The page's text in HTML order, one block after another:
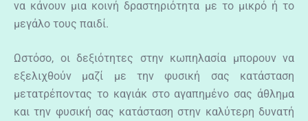
να κάνουν μια κοινή δραστηριότητα με το μικρό ή το
μεγάλο τους παιδί.
Ωστόσο, οι δεξιότητες στην κωπηλασία μπορουν να
εξελιχθούν μαζί με την φυσική σας κατάσταση
μετατρέποντας το καγιάκ στο αγαπημένο σας άθλημα
και την φυσική σας κατάσταση στην καλύτερη δυνατή